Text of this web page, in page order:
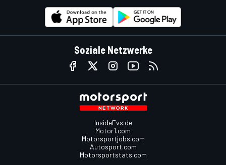
Soziale Netzwerke
InsideEvs.de
Motor1.com
Motorsportjobs.com
Autosport.com
Motorsportstats.com